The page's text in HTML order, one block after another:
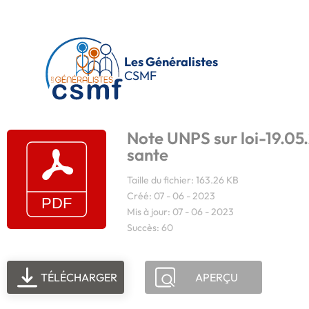
Les Généralistes
CSMF
Note UNPS sur loi-
sante
Taille du fichier: 163.26 KB
Créé: 07 - 06 - 2023
Mis à jour: 07 - 06 - 2023
Succès: 60
TÉLÉCHARGER APERÇU